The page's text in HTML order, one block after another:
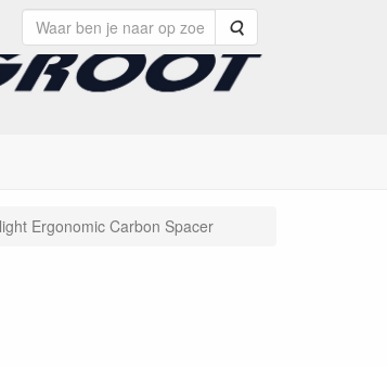
Zoeken
Ergonomic Carbon Spacer